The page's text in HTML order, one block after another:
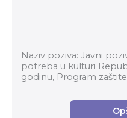
Naziv poziva: Javni
potreba u kulturi
godinu, Program